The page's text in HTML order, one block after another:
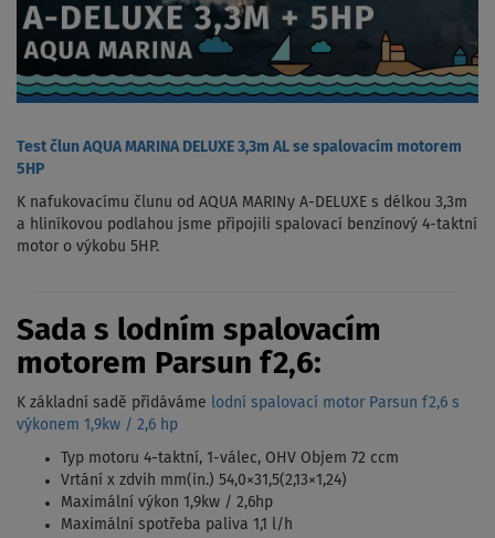
Test člun AQUA MARINA DELUXE 3,3m AL se spalovacím motorem
5HP
K nafukovacímu člunu od AQUA MARINy A-DELUXE s délkou 3,3m
a hliníkovou podlahou jsme připojili spalovací benzínový 4-taktní
motor o výkobu 5HP.
Sada s lodním spalovacím
motorem Parsun f2,6:
K základní sadě přidáváme lodní spalovací motor Parsun f2,6 s
výkonem 1,9kw / 2,6 hp
Typ motoru 4-taktní, 1-válec, OHV Objem 72 ccm
Vrtání x zdvih mm(in.) 54,0×31,5(2,13×1,24)
Maximální výkon 1,9kw / 2,6hp
Maximální spotřeba paliva 1,1 l/h